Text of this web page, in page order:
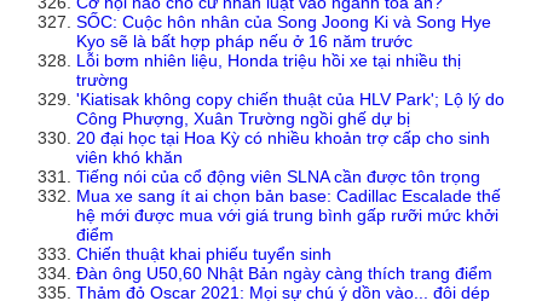
SỐC: Cuộc hôn nhân của Song Joong Ki và Song Hye
Kyo sẽ là bất hợp pháp nếu ở 16 năm trước
Lỗi bơm nhiên liệu, Honda triệu hồi xe tại nhiều thị
trường
'Kiatisak không copy chiến thuật của HLV Park'; Lộ lý do
Công Phượng, Xuân Trường ngồi ghế dự bị
20 đại học tại Hoa Kỳ có nhiều khoản trợ cấp cho sinh
viên khó khăn
Tiếng nói của cổ động viên SLNA cần được tôn trọng
Mua xe sang ít ai chọn bản base: Cadillac Escalade thế
hệ mới được mua với giá trung bình gấp rưỡi mức khởi
điểm
Chiến thuật khai phiếu tuyển sinh
Đàn ông U50,60 Nhật Bản ngày càng thích trang điểm
Thảm đỏ Oscar 2021: Mọi sự chú ý dồn vào... đôi dép